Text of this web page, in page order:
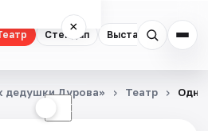
Стендап Выставки
×
☾
дедушки Дурова» Театр